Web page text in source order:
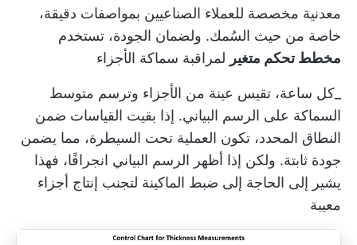
معدنية مخصصة للعملاء الصناعيين بمواصفات دقيقة،
خاصة من حيث السُمك. ولضمان الجودة، تستخدم
مخطط تحكم متغير لمراقبة سماكة الأجزاء
_كل ساعة، تقيس عينة من الأجزاء وترسم متوسط
السماكة على الرسم البياني. إذا بقيت القياسات ضمن
النطاق المحدد، تكون العملية تحت السيطرة، مما يضمن
جودة ثابتة. ولكن إذا أظهر الرسم البياني انجرافًا، فهذا
يشير إلى الحاجة إلى ضبط الماكينة لتجنب إنتاج أجزاء
معيبة